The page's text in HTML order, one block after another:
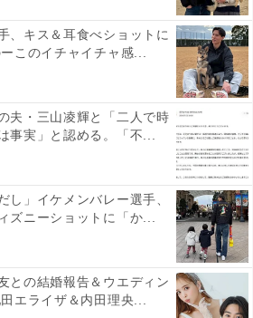
、キス＆耳食べショットに
このイチャイチャ感...
夫・三山凌輝と「二人で時
事実」と認める。「不...
し」イケメンバレー選手、
ズニーショットに「か...
との結婚報告＆ウエディン
エライザ＆内田理央...